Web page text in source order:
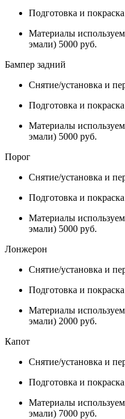
Подготовка и
Материалы
эмали) 5000 руб.
Бампер задний
Снятие/установка и
Подготовка и
Материалы
эмали) 5000 руб.
Порог
Снятие/установка и
Подготовка и
Материалы
эмали) 5000 руб.
Лонжерон
Снятие/установка и
Подготовка и
Материалы
эмали) 2000 руб.
Капот
Снятие/установка и
Подготовка и
Материалы
эмали) 7000 руб.